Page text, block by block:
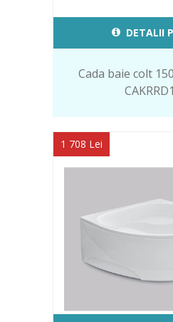
DETALII
Cada baie colt
1 708 Lei